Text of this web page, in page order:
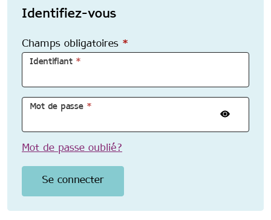
Identifiez-vous
Champs obligatoires *
Identifiant *
Mot de passe *
Mot de passe oublié?